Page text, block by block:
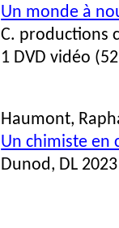
Un monde à
C. productions
1 DVD vidéo
Haumont,
Un chimiste en
Dunod, DL 2023